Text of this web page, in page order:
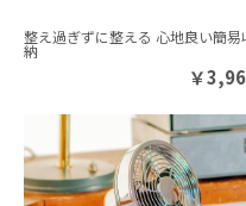
整え過ぎずに整える 心地良い簡易
納
￥